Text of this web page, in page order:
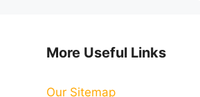
More Useful Links
Our Sitemap